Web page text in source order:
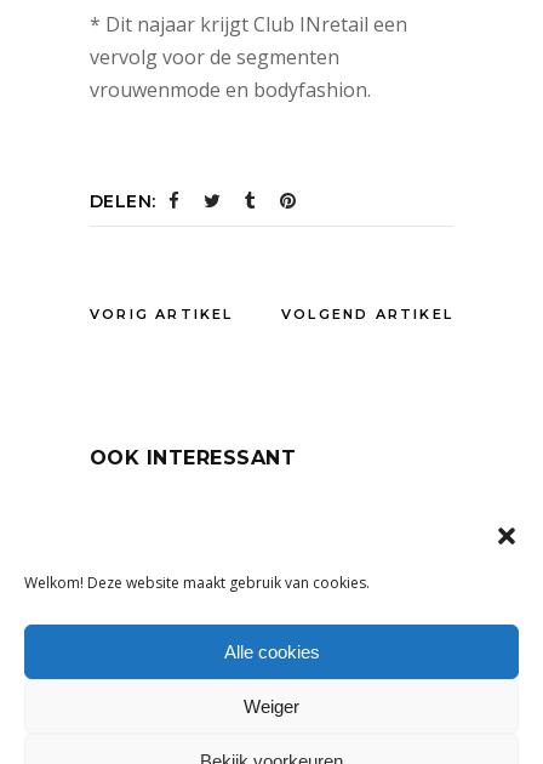
Welkom! Deze website maakt gebruik van cookies.
Alle cookies
Weiger
* Dit najaar krijgt Club INretail een
vervolg voor de segmenten
vrouwenmode en bodyfashion.
DELEN:
VORIG ARTIKEL VOLGEND ARTIKEL
OOK INTERESSANT